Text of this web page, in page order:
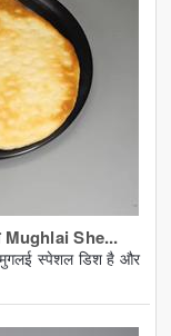
Mughlai She...
स्पेशल डिश है और